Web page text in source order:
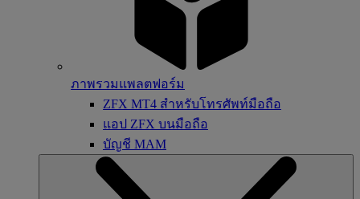
ภาพรวมแพลตฟอร์ม
ZFX MT4 สำหรับโทรศัพท์มือถือ
แอป ZFX บนมือถือ
บัญชี MAM